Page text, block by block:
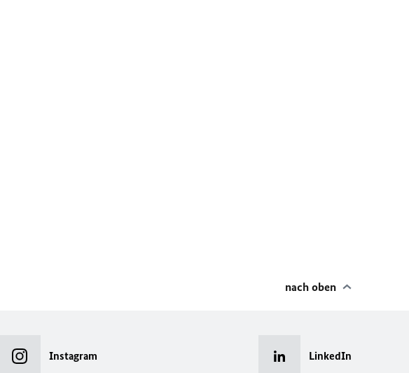
nach oben
Instagram LinkedIn